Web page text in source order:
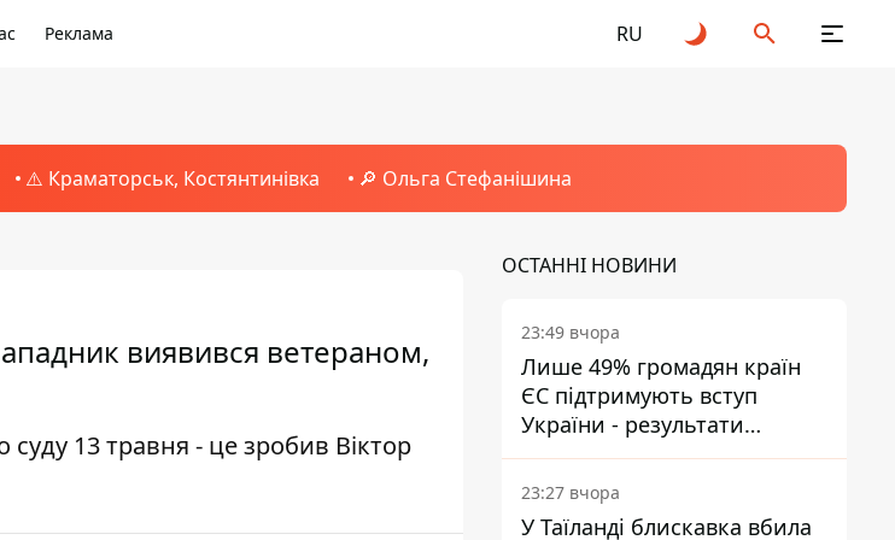
Реклама RU
⚠️ Краматорськ, Костянтинівка 🔎 Ольга Стефанішина
виявився ветераном,
суду 13 травня - це зробив Віктор
ОСТАННІ НОВИНИ
23:49 вчора
Лише 49% громадян країн
ЄС підтримують вступ
України - результати
опитування
23:27 вчора
У Таїланді блискавка вбила